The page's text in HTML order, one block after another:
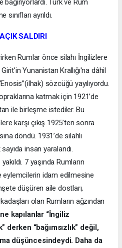
bağırıyorlardı. Türk ve Rum
ayrıldı.
SALDIRI
Rumlar önce silahı İngilizlere
Yunanistan Krallığı'na dâhil
sözcüğü yayılıyordu.
katmak için 1921’de
ile birleşme istediler. Bu
karşı çıkış 1925’ten sonra
döndü. 1931’de silahlı
insan yaralandı.
7 yaşında Rumların
eylemcilerin idam edilmesine
düşüren aile dostları,
olan Rumların ağzından
kapılanlar “İngiliz
“bağımsızlık” değil,
düşüncesindeydi. Daha da